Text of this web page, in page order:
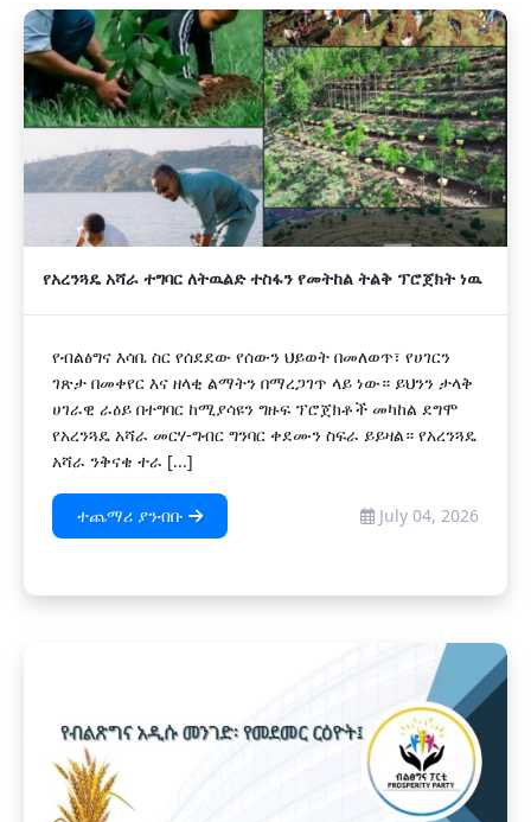
አዲስ
የአረንጓዴ አሻራ ተግባር ለትዉልድ ተስፋን የመትከል ትልቅ ፕሮጀክት ነዉ
የብልፅግና እሳቤ ስር የሰደደው የሰውን ህይወት በመለወጥ፣ የሀገርን
ገጽታ በመቀየር እና ዘላቂ ልማትን በማረጋገጥ ላይ ነው። ይህንን ታላቅ
ሀገራዊ ራዕይ በተግባር ከሚያሳዩን ግዙፍ ፕሮጀክቶች መካከል ደግሞ
የአረንጓዴ አሻራ መርሃ-ግብር ግንባር ቀደሙን ስፍራ ይይዛል። የአረንጓዴ
አሻራ ንቅናቄ ተራ [...]
ተጨማሪ ያንብቡ July 04, 2026